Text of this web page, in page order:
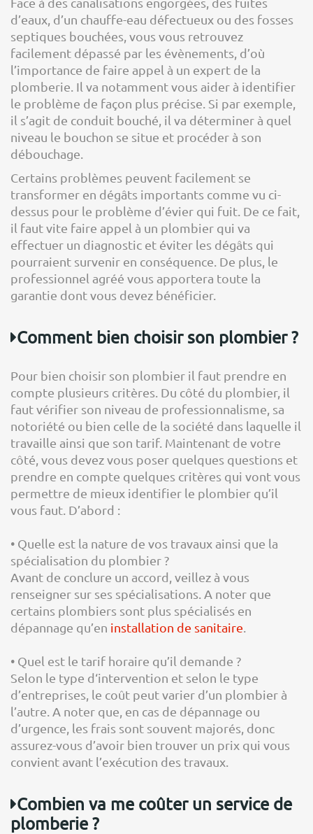
d’eaux, d’un chauffe-eau défectueux ou des fosses
septiques bouchées, vous vous retrouvez
facilement dépassé par les évènements, d’où
l’importance de faire appel à un expert de la
plomberie. Il va notamment vous aider à identifier
le problème de façon plus précise. Si par exemple,
il s’agit de conduit bouché, il va déterminer à quel
niveau le bouchon se situe et procéder à son
débouchage.
Certains problèmes peuvent facilement se
transformer en dégâts importants comme vu ci-
dessus pour le problème d’évier qui fuit. De ce fait,
il faut vite faire appel à un plombier qui va
effectuer un diagnostic et éviter les dégâts qui
pourraient survenir en conséquence. De plus, le
professionnel agréé vous apportera toute la
garantie dont vous devez bénéficier.
Comment bien choisir son plombier ?
Pour bien choisir son plombier il faut prendre en
compte plusieurs critères. Du côté du plombier, il
faut vérifier son niveau de professionnalisme, sa
notoriété ou bien celle de la société dans laquelle il
travaille ainsi que son tarif. Maintenant de votre
côté, vous devez vous poser quelques questions et
prendre en compte quelques critères qui vont vous
permettre de mieux identifier le plombier qu’il
vous faut. D’abord :
• Quelle est la nature de vos travaux ainsi que la
spécialisation du plombier ?
Avant de conclure un accord, veillez à vous
renseigner sur ses spécialisations. A noter que
certains plombiers sont plus spécialisés en
dépannage qu’en installation de sanitaire
• Quel est le tarif horaire qu’il demande ?
Selon le type d‘intervention et selon le type
d’entreprises, le coût peut varier d’un plombier à
l’autre. A noter que, en cas de dépannage ou
d’urgence, les frais sont souvent majorés, donc
assurez-vous d’avoir bien trouver un prix qui vous
convient avant l’exécution des travaux.
Combien va me coûter un service de
plomberie ?